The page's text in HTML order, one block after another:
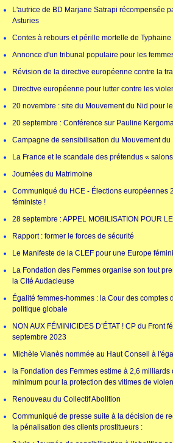
L'autrice de BD Marjane Satrapi récompensée
Asturies
Contes à rebours et pérille mortelle de Typhaine
Annonce d'un tribunal populaire pour les
Révision de la directive européenne contre la
Directive européenne pour lutter contre les
20 novembre : site du Mouvement du Nid pour
20 septembre : Conférence sur Pauline
Campagne de sensibilisation du Mouvement du
La France et le scandale des prétendus «
Journées du Matrimoine
Communiqué du HCE - Élections européennes
féministe !
28 septembre : APPEL MOBILISATION POUR
Rapport : former le forces de sécurité
Le Manifeste de la CLEF pour une Europe
La Fondation des Femmes organise son tout
la Cité Audacieuse
Égalité femmes-hommes : la Cour des comptes
politique globale
NON AUX FÉMINICIDES D’ÉTAT ! CP du Front
septembre 2023
Michèle Vianès nommée au Haut Conseil à
la Fondation des Femmes estime à 2,6 milliards
minimum pour la protection des vitimes de
Renouveau du Collectif Abolition
Communiqué de presse suite à la décision de
la pénalisation des clients prostitueurs :